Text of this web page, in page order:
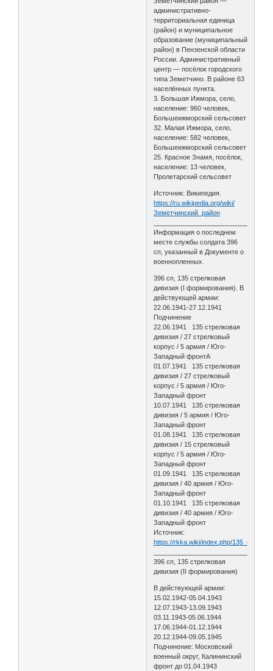
административно-
территориальная единица
(район) и муниципальное
образование (муниципальный
район) в Пензенской области
России. Административный
центр — посёлок городского
типа Земетчино. В районе 63
населённых пункта.
3. Большая Ижмора, село,
население: 960 человек,
Большеижморский сельсовет
32. Малая Ижмора, село,
население: 582 человек,
Большеижморский сельсовет
25. Красное Знамя, посёлок,
население: 13 человек,
Пролетарский сельсовет
Источник: Википедия.
https://ru.wikipedia.org/wiki/
Земетчинский_район
Информация о последнем
месте службы солдата 396
сп, указанный в Документе о
военнопленных.
396 сп, 135 стрелковая
дивизия (I формирования). В
действующей армии:
22.06.1941-27.12.1941
Подчинение
22.06.1941 135 стрелковая
дивизия / 27 стрелковый
корпус / 5 армия / Юго-
Западный фронтА
01.07.1941 135 стрелковая
дивизия / 27 стрелковый
корпус / 5 армия / Юго-
Западный фронт
10.07.1941 135 стрелковая
дивизия / 5 армия / Юго-
Западный фронт
01.08.1941 135 стрелковая
дивизия / 15 стрелковый
корпус / 5 армия / Юго-
Западный фронт
01.09.1941 135 стрелковая
дивизия / 40 армия / Юго-
Западный фронт
01.10.1941 135 стрелковая
дивизия / 40 армия / Юго-
Западный фронт
Источник:
https://rkka.wiki/index.php/
396 сп, 135 стрелковая
дивизия (II формирования)
В действующей армии:
15.02.1942-05.04.1943
12.07.1943-13.09.1943
03.11.1943-05.06.1944
17.06.1944-01.12.1944
20.12.1944-09.05.1945
Подчинение: Московский
военный округ, Калининский
фронт до 01.04.1943